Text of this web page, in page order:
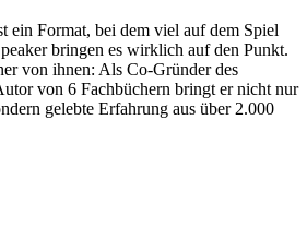
ein Format, bei dem viel auf dem Spiel
bringen es wirklich auf den Punkt.
von ihnen: Als Co-Gründer des
von 6 Fachbüchern bringt er nicht nur
gelebte Erfahrung aus über 2.000